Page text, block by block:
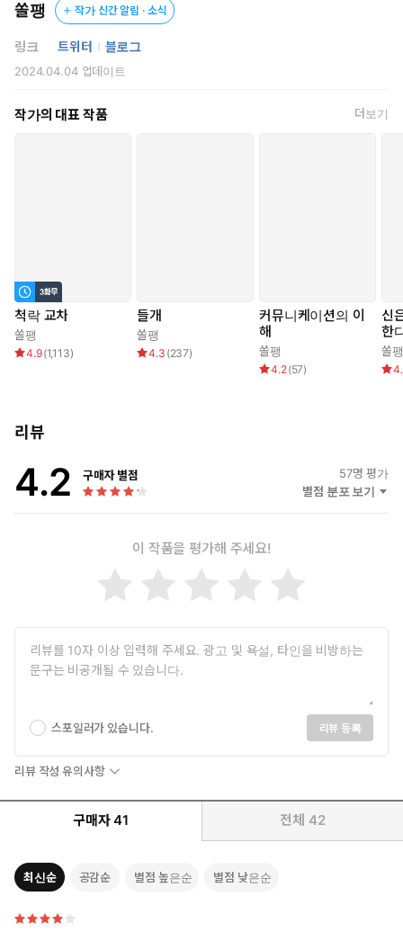
다행히도 답은 생각보다 쉽게 찾아온다.
<5. 둘은 합의 하에 성관계를 주고받는다>
사회성과 욕망을 담보로 한 거래가 시작되었다.
쏠팽 작가 신간 알림 · 소식
링크 트위터 블로그
2024.04.04업데이트
작가의 대표 작품 더보기
척락 교차
쏠팽
4.9(1,113)
들개
쏠팽
4.3 (237)
커뮤니케이션의 이
해
쏠팽
4.2(57)
신
한
쏠팽
리뷰
4.2 구매자 별점 57명 평가
별점 분포 보기
이 작품을 평가해 주세요!
스포일러가 있습니다. 리뷰 등록
리뷰 작성 유의사항
구매자 41 전체 42
최신순 공감순 별점 높은순 별점 낮은순